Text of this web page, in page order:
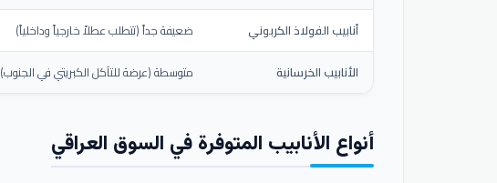
أنابيب الفولاذ الكربوني
ضعيفة جداً (تتطلب عطلاً خارجياً وداخلياً)
الأنابيب الخرسانية
متوسطة (عرضة للتآكل الكبريتي في الجنوب)
أنواع الأنابيب المتوفرة في السوق العراقي